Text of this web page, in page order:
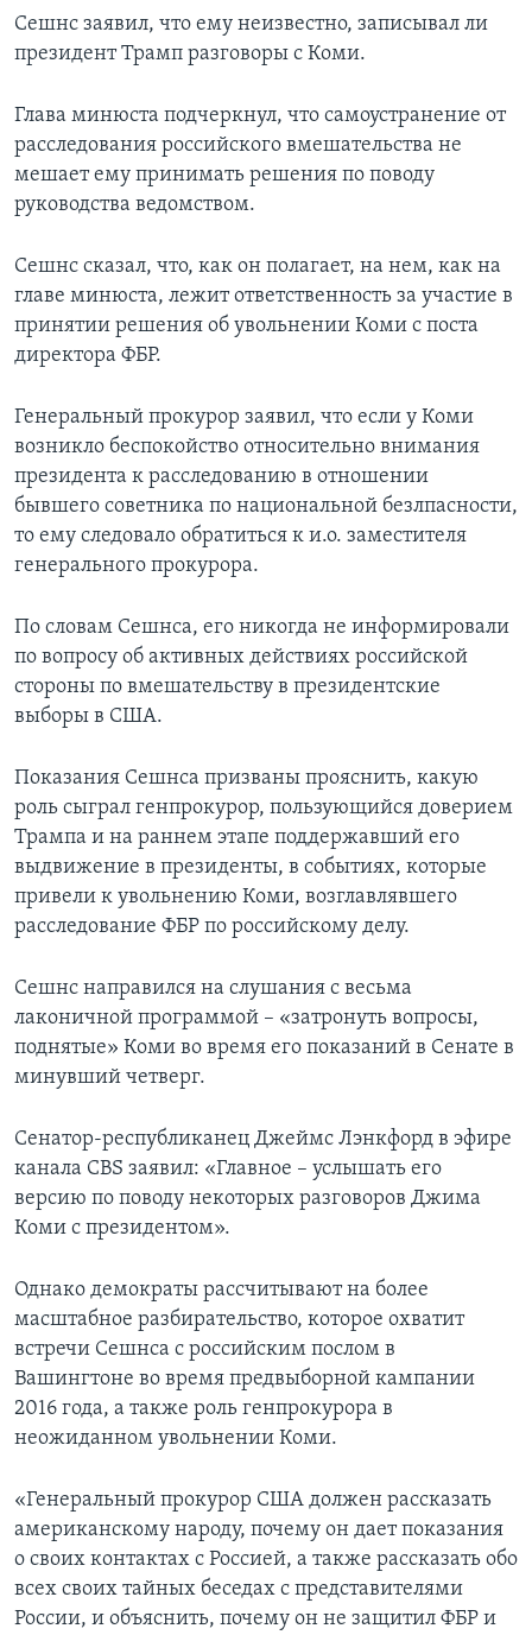
Сешнс заявил, что ему неизвестно, записывал ли
президент Трамп разговоры с Коми.
Глава минюста подчеркнул, что самоустранение от
расследования российского вмешательства не
мешает ему принимать решения по поводу
руководства ведомством.
Сешнс сказал, что, как он полагает, на нем, как на
главе минюста, лежит ответственность за участие в
принятии решения об увольнении Коми с поста
директора ФБР.
Генеральный прокурор заявил, что если у Коми
возникло беспокойство относительно внимания
президента к расследованию в отношении
бывшего советника по национальной безлпасности,
то ему следовало обратиться к и.о. заместителя
генерального прокурора.
По словам Сешнса, его никогда не информировали
по вопросу об активных действиях российской
стороны по вмешательству в президентские
выборы в США.
Показания Сешнса призваны прояснить, какую
роль сыграл генпрокурор, пользующийся доверием
Трампа и на раннем этапе поддержавший его
выдвижение в президенты, в событиях, которые
привели к увольнению Коми, возглавлявшего
расследование ФБР по российскому делу.
Сешнс направился на слушания с весьма
лаконичной программой – «затронуть вопросы,
поднятые» Коми во время его показаний в Сенате в
минувший четверг.
Сенатор-республиканец Джеймс Лэнкфорд в эфире
канала CBS заявил: «Главное – услышать его
версию по поводу некоторых разговоров Джима
Коми с президентом».
Однако демократы рассчитывают на более
масштабное разбирательство, которое охватит
встречи Сешнса с российским послом в
Вашингтоне во время предвыборной кампании
2016 года, а также роль генпрокурора в
неожиданном увольнении Коми.
«Генеральный прокурор США должен рассказать
американскому народу, почему он дает показания
о своих контактах с Россией, а также рассказать обо
всех своих тайных беседах с представителями
России, и объяснить, почему он не защитил ФБР и